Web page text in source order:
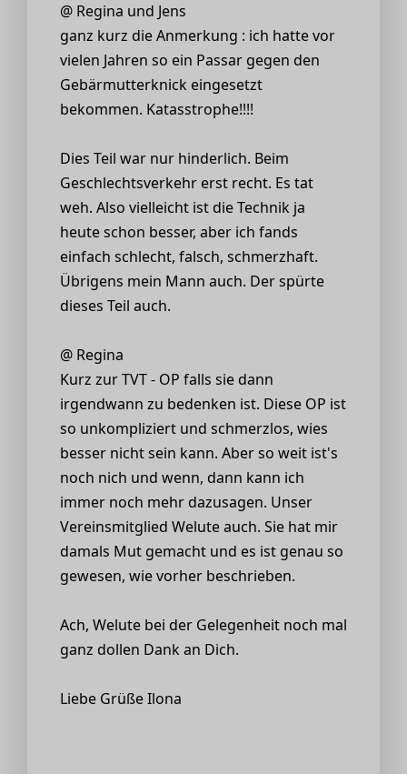
@ Regina und Jens
ganz kurz die Anmerkung : ich hatte vor
vielen Jahren so ein Passar gegen den
Gebärmutterknick eingesetzt
bekommen. Katasstrophe!!!!
Dies Teil war nur hinderlich. Beim
Geschlechtsverkehr erst recht. Es tat
weh. Also vielleicht ist die Technik ja
heute schon besser, aber ich fands
einfach schlecht, falsch, schmerzhaft.
Übrigens mein Mann auch. Der spürte
dieses Teil auch.
@ Regina
Kurz zur TVT - OP falls sie dann
irgendwann zu bedenken ist. Diese OP ist
so unkompliziert und schmerzlos, wies
besser nicht sein kann. Aber so weit ist's
noch nich und wenn, dann kann ich
immer noch mehr dazusagen. Unser
Vereinsmitglied Welute auch. Sie hat mir
damals Mut gemacht und es ist genau so
gewesen, wie vorher beschrieben.
Ach, Welute bei der Gelegenheit noch mal
ganz dollen Dank an Dich.
Liebe Grüße Ilona